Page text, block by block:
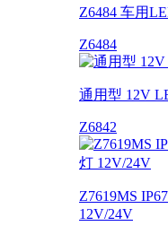
Z6484 车用
Z6484
通用型 12V
Z6842
Z7619MS
12V/24V